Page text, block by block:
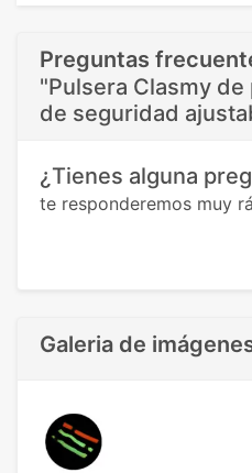
Preguntas
"Pulsera Clasmy
de seguridad
¿Tienes alguna
te responderemos muy
Galeria de